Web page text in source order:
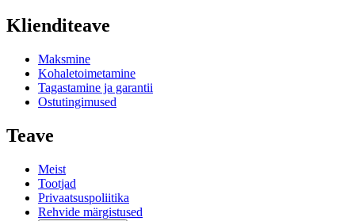
Klienditeave
Maksmine
Kohaletoimetamine
Tagastamine ja garantii
Ostutingimused
Teave
Meist
Tootjad
Privaatsuspoliitika
Rehvide märgistused